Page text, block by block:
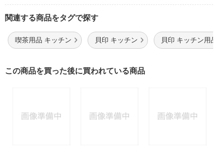
関連する商品をタグで探す
喫茶用品 キッチン 貝印 キッチン 貝印 キッチン用品
この商品を買った後に買われている商品